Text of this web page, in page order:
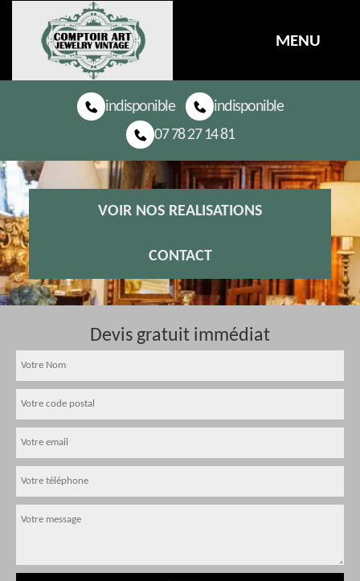
MENU
indisponible
indisponible
07 78 27 14 81
VOIR NOS REALISATIONS
CONTACT
Devis gratuit immédiat